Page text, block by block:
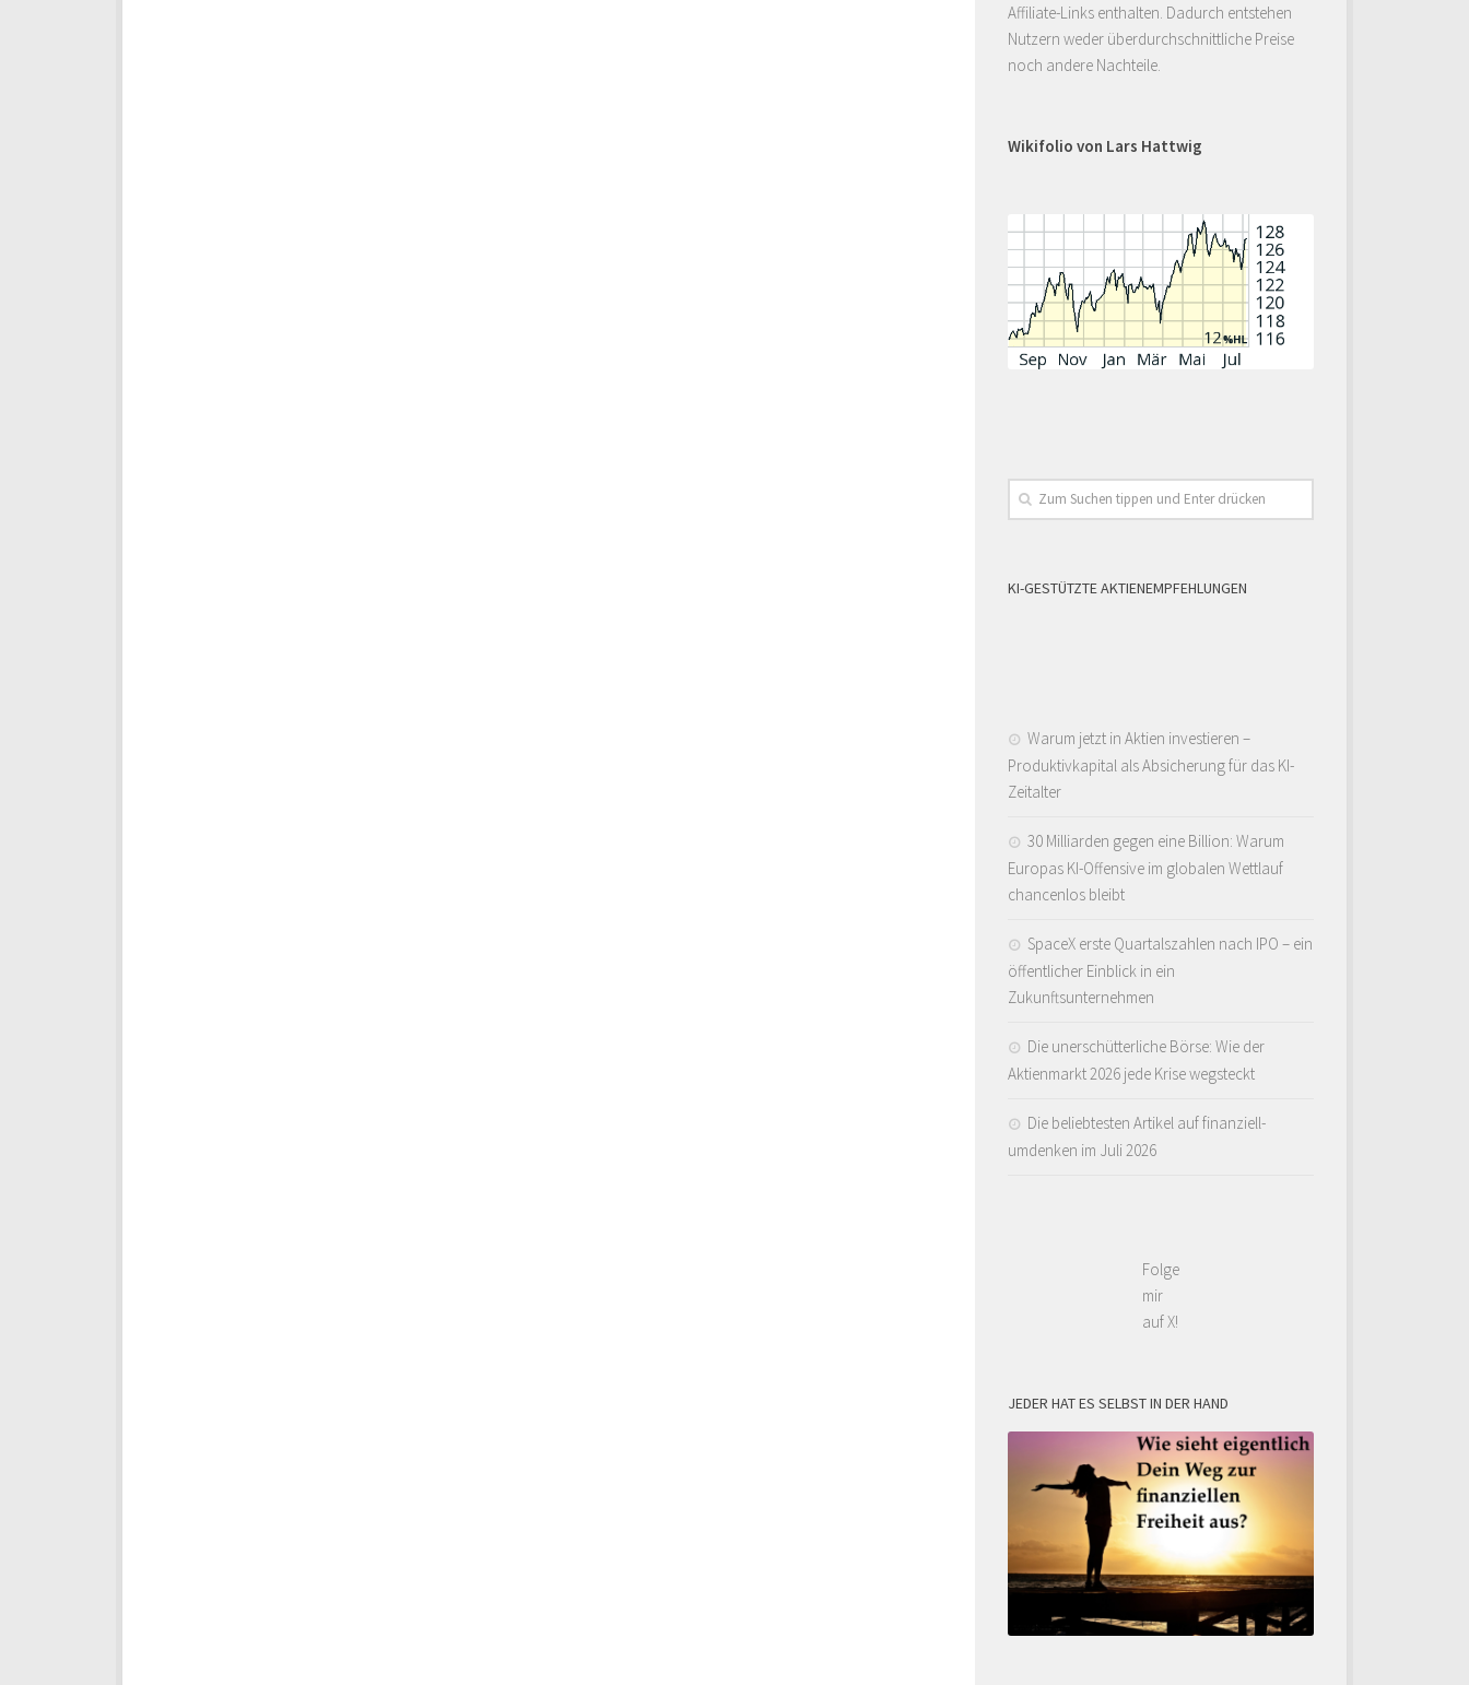
Affiliate-Links enthalten. Dadurch entstehen
Nutzern weder überdurchschnittliche Preise
noch andere Nachteile.
Wikifolio von Lars Hattwig
KI-GESTÜTZTE AKTIENEMPFEHLUNGEN
Warum jetzt in Aktien investieren –
Produktivkapital als Absicherung für das KI-
Zeitalter
30 Milliarden gegen eine Billion: Warum
Europas KI-Offensive im globalen Wettlauf
chancenlos bleibt
SpaceX erste Quartalszahlen nach IPO – ein
öffentlicher Einblick in ein
Zukunftsunternehmen
Die unerschütterliche Börse: Wie der
Aktienmarkt 2026 jede Krise wegsteckt
Die beliebtesten Artikel auf finanziell-
umdenken im Juli 2026
Folge
mir
auf X!
JEDER HAT ES SELBST IN DER HAND